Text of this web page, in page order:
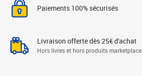
Paiements 100% sécurisés
Livraison offerte dès 25€ d'achat
Hors livres et hors produits marketplace